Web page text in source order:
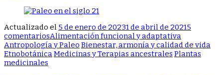
Actualizado el 5 de enero de 20231 de abril de 20215
comentariosen
LA
PALEODIETA
Alimentación funcional y adaptativa
Antropología y Paleo Bienestar, armonía y calidad de vida
EtnobotánicaMedicinas y Terapias ancestrales Plantas
medicinales